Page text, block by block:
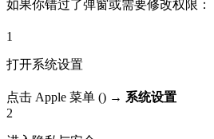
如果你错过了弹窗或需要修改权限：
1
打开系统设置
点击 Apple 菜单 () → 系统设置
2